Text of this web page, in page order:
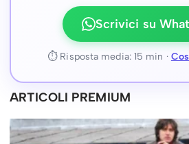
Scrivici su
⏱ Risposta media: 15 min ·
ARTICOLI PREMIUM